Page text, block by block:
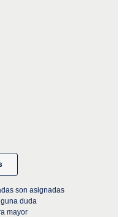
son asignadas
duda
mayor